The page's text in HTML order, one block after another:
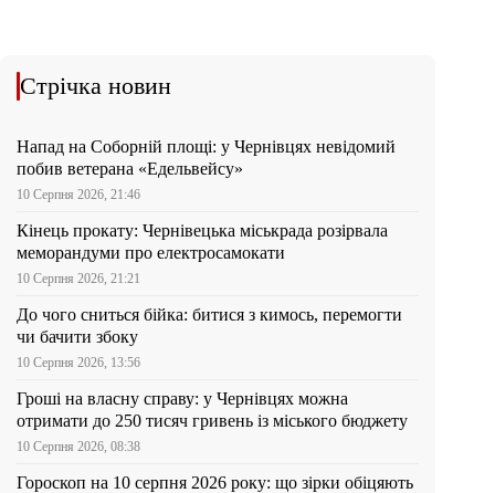
Стрічка новин
Напад на Соборній площі: у Чернівцях невідомий
побив ветерана «Едельвейсу»
10 Серпня 2026, 21:46
Кінець прокату: Чернівецька міськрада розірвала
меморандуми про електросамокати
10 Серпня 2026, 21:21
До чого сниться бійка: битися з кимось, перемогти
чи бачити збоку
10 Серпня 2026, 13:56
Гроші на власну справу: у Чернівцях можна
отримати до 250 тисяч гривень із міського бюджету
10 Серпня 2026, 08:38
Гороскоп на 10 серпня 2026 року: що зірки обіцяють